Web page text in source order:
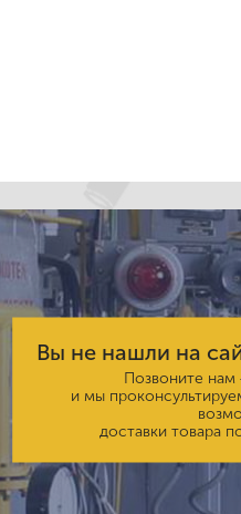
Вы не нашли на
Позвоните нам
и мы
доставки товара